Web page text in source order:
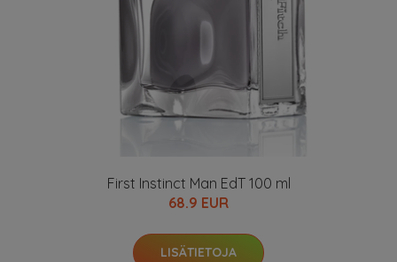
First Instinct Man EdT 100 ml
68.9 EUR
LISÄTIETOJA